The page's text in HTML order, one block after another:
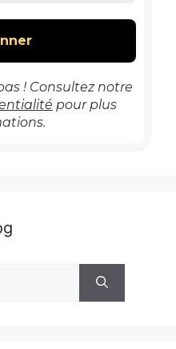
! Consultez notre
pour plus